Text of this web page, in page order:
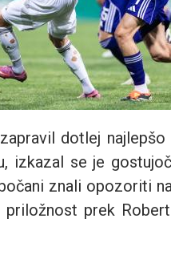
dotlej
izkazal se je
znali opozoriti
prek